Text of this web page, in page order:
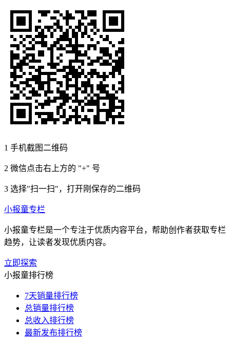
1 手机截图二维码
2 微信点击右上方的 "+" 号
3 选择"扫一扫"，打开刚保存的二维码
小报童专栏
小报童专栏是一个专注于优质内容平台，帮助创作者获取专栏
趋势，让读者发现优质内容。
立即探索
小报童排行榜
7天销量排行榜
总销量排行榜
总收入排行榜
最新发布排行榜